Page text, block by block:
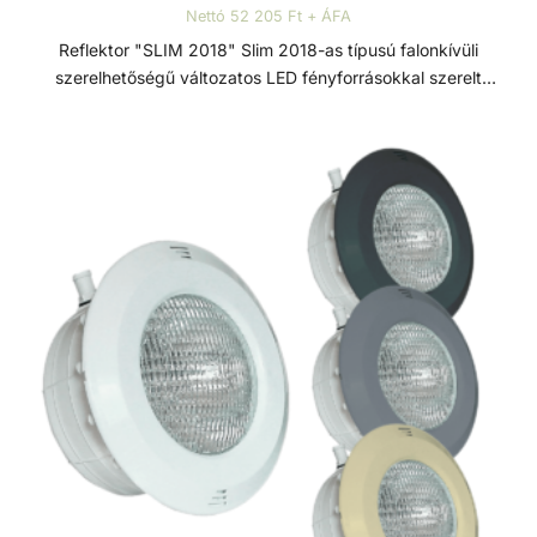
Nettó 52 205 Ft + ÁFA
Reflektor "SLIM 2018" Slim 2018-as típusú falonkívüli
szerelhetőségű változatos LED fényforrásokkal szerelt
és hosszú élettartalmat biztosít. A LED lámpatest minden
olyan szerelvénnyel rendelkezik, ami a PAR56 izzó
cseréjéhez szükséges. Minden Slim 2018-as reflektor 2 x
2,5m-es kábellel szerelt. A bevilágítási szög 120°. Garancia:
- A vízállóságra 5 év garancia.